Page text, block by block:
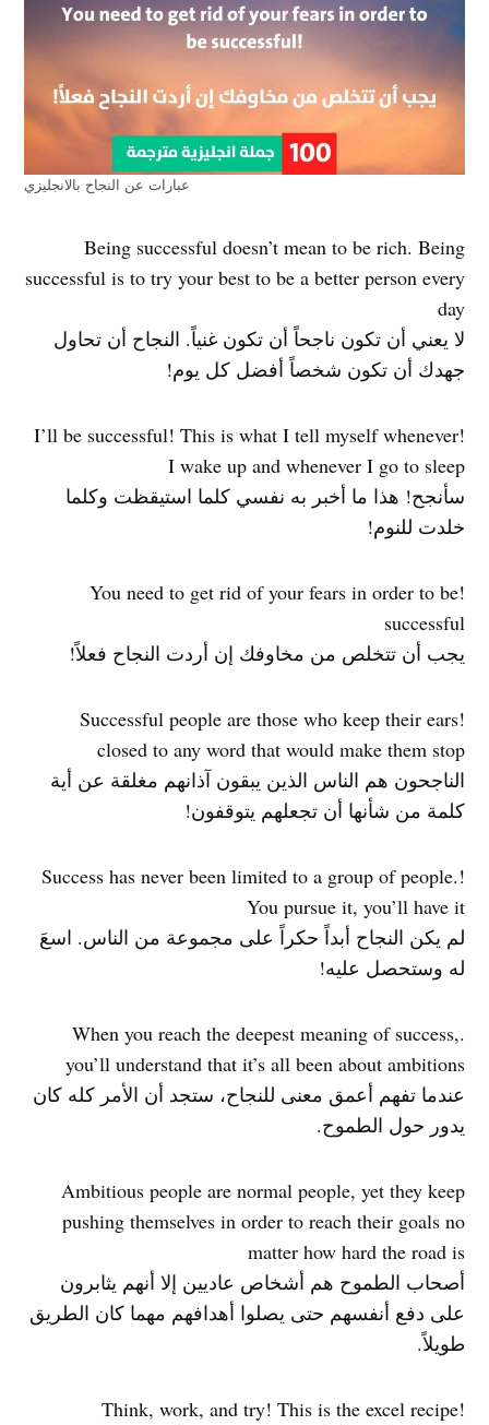
عبارات عن النجاح بالانجليزي
Being successful doesn’t mean to be rich. Being
successful is to try your best to be a better person every
day
لا يعني أن تكون ناجحاً أن تكون غنياً. النجاح أن تحاول
جهدك أن تكون شخصاً أفضل كل يوم!
!I’ll be successful! This is what I tell myself whenever
I wake up and whenever I go to sleep
سأنجح! هذا ما أخبر به نفسي كلما استيقظت وكلما
خلدت للنوم!
!You need to get rid of your fears in order to be
successful
يجب أن تتخلص من مخاوفك إن أردت النجاح فعلاً!
!Successful people are those who keep their ears
closed to any word that would make them stop
الناجحون هم الناس الذين يبقون آذانهم مغلقة عن أية
كلمة من شأنها أن تجعلهم يتوقفون!
!Success has never been limited to a group of people.
You pursue it, you’ll have it
لم يكن النجاح أبداً حكراً على مجموعة من الناس. اسعَ
له وستحصل عليه!
.When you reach the deepest meaning of success,
you’ll understand that it’s all been about ambitions
عندما تفهم أعمق معنى للنجاح، ستجد أن الأمر كله كان
يدور حول الطموح.
Ambitious people are normal people, yet they keep
pushing themselves in order to reach their goals no
matter how hard the road is
أصحاب الطموح هم أشخاص عاديين إلا أنهم يثابرون
على دفع أنفسهم حتى يصلوا أهدافهم مهما كان الطريق
طويلاً.
!Think, work, and try! This is the excel recipe